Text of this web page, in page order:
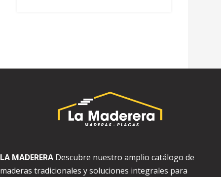
LA MADERERA Descubre nuestro amplio catálogo de
maderas tradicionales y soluciones integrales para